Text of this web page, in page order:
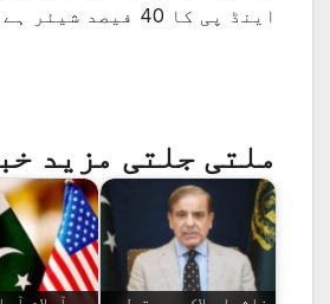
اینڈ پی کا 40 فیصد شیئر ہے۔
ملتی جلتی مزید